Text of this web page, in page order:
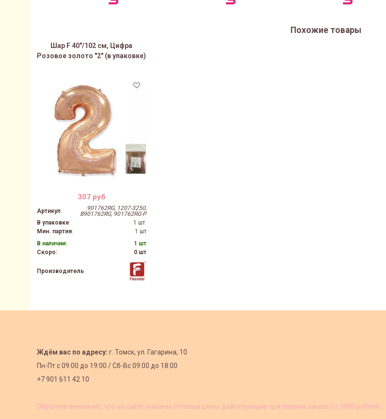
Похожие товары
Шар F 40"/102 см, Цифра
Розовое золото "2" (в упаковке)
307 руб
Артикул:
901762RG, 1207-3250,
B901762RG, 901762RG-P
В упаковке:
1 шт.
Мин. партия:
1 шт
В наличии:
1 шт
Скоро:
0 шт
Производитель:
Ждём вас по адресу: г. Томск, ул. Гагарина, 10
Пн-Пт с09:00 до 19:00 /Сб-Вс 09:00 до 18:00
+7 901 611 42 10
Обратите внимание, что на сайте указаны оптовые цены, действующие при первом заказе от 3000 рублей.